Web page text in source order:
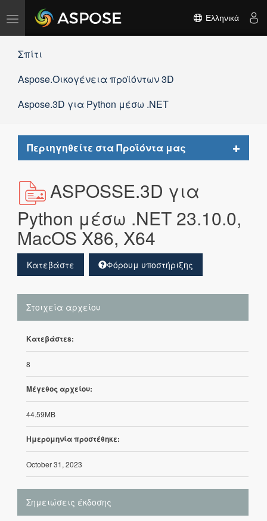
Εναλλαγή
πλοήγησης
Ελληνικά
Σπίτι
Aspose.Οικογένεια προϊόντων 3D
Aspose.3D για Python μέσω .NET
Περιηγηθείτε στα Προϊόντα μας
Toggle
ASPOSSE.3D για
Python μέσω .NET 23.10.0,
MacOS X86, X64
Κατεβάστε Φόρουμ υποστήριξης
Στοιχεία αρχείου
Κατεβάστεs:
8
Μέγεθος αρχείου:
44.59MB
Ημερομηνία προστέθηκε:
October 31, 2023
Σημειώσεις έκδοσης